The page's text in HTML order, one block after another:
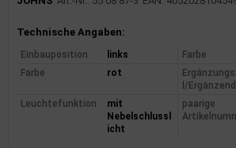
Produktinformationen
Technische Angaben:
Einbauposition links Farbe
Farbe
rot
l/
Leuchtefunktion
mit
Nebelschlussl
icht
paarige